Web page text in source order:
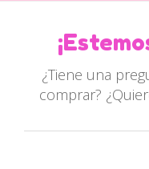
¿Tiene una
comprar?